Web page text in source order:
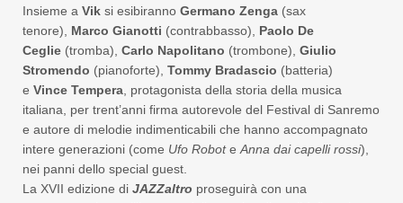
Insieme a Vik si esibiranno Germano Zenga (sax
tenore), Marco Gianotti (contrabbasso), Paolo De
Ceglie (tromba), Carlo Napolitano (trombone), Giulio
Stromendo (pianoforte), Tommy Bradascio (batteria)
e Vince Tempera , protagonista della storia della musica
italiana, per trent’anni firma autorevole del Festival di Sanremo
e autore di melodie indimenticabili che hanno accompagnato
intere generazioni (come Ufo Robote Anna dai capelli rossi),
nei panni dello special guest.
La XVII edizione di JAZZaltro proseguirà con una